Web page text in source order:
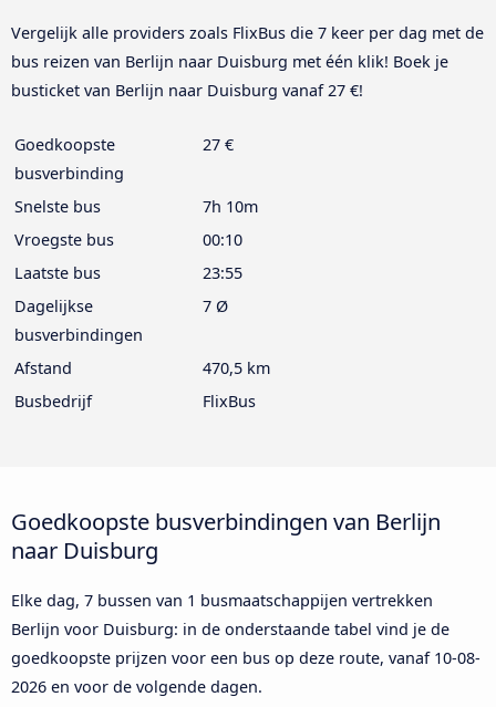
Vergelijk alle providers zoals FlixBus die 7 keer per dag met de
bus reizen van Berlijn naar Duisburg met één klik! Boek je
busticket van Berlijn naar Duisburg vanaf 27 €!
Goedkoopste
busverbinding
27 €
Snelste bus
7h 10m
Vroegste bus
00:10
Laatste bus
23:55
Dagelijkse
busverbindingen
7 Ø
Afstand
470,5 km
Busbedrijf
FlixBus
Goedkoopste busverbindingen van Berlijn
naar Duisburg
Elke dag, 7 bussen van 1 busmaatschappijen vertrekken
Berlijn voor Duisburg: in de onderstaande tabel vind je de
goedkoopste prijzen voor een bus op deze route, vanaf 10-08-
2026 en voor de volgende dagen.